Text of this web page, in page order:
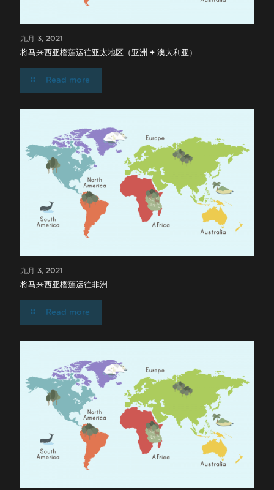
九月 3, 2021
将马来西亚榴莲运往亚太地区（亚洲 + 澳大利亚）
Read more
九月 3, 2021
将马来西亚榴莲运往非洲
Read more